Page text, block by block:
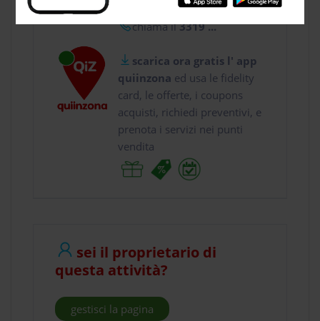
Via IV Novembre...
chiama il3319 ...
scarica ora gratis l' app
quiinzona ed usa le fidelity
card, le offerte, i coupons
acquisti, richiedi preventivi, e
prenota i servizi nei punti
vendita
sei il proprietario di
questa attività?
gestisci la pagina